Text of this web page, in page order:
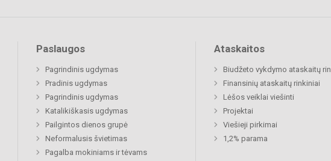
Paslaugos
Pagrindinis ugdymas
Pradinis ugdymas
Pagrindinis ugdymas
Katalikiškasis ugdymas
Pailgintos dienos grupė
Neformalusis švietimas
Pagalba mokiniams ir tėvams
Ataskaitos
Biudžeto vykdymo ataskaitų
Finansinių ataskaitų rinkiniai
Lėšos veiklai viešinti
Projektai
Viešieji pirkimai
1,2% parama